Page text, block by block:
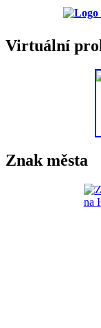
Virtuální
Znak města